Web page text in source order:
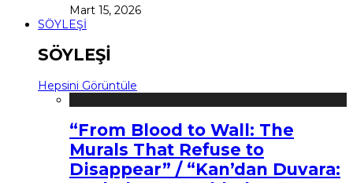
Mart 15, 2026
SÖYLEŞİ
SÖYLEŞİ
Hepsini Görüntüle
“From Blood to Wall: The
Murals That Refuse to
Disappear” / “Kan’dan Duvara: